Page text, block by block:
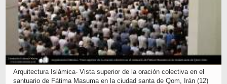
Arquitectura Islámica- Vista superior de la oración colectiva en el
santuario de Fátima Masuma en la ciudad santa de Qom, Irán (12)